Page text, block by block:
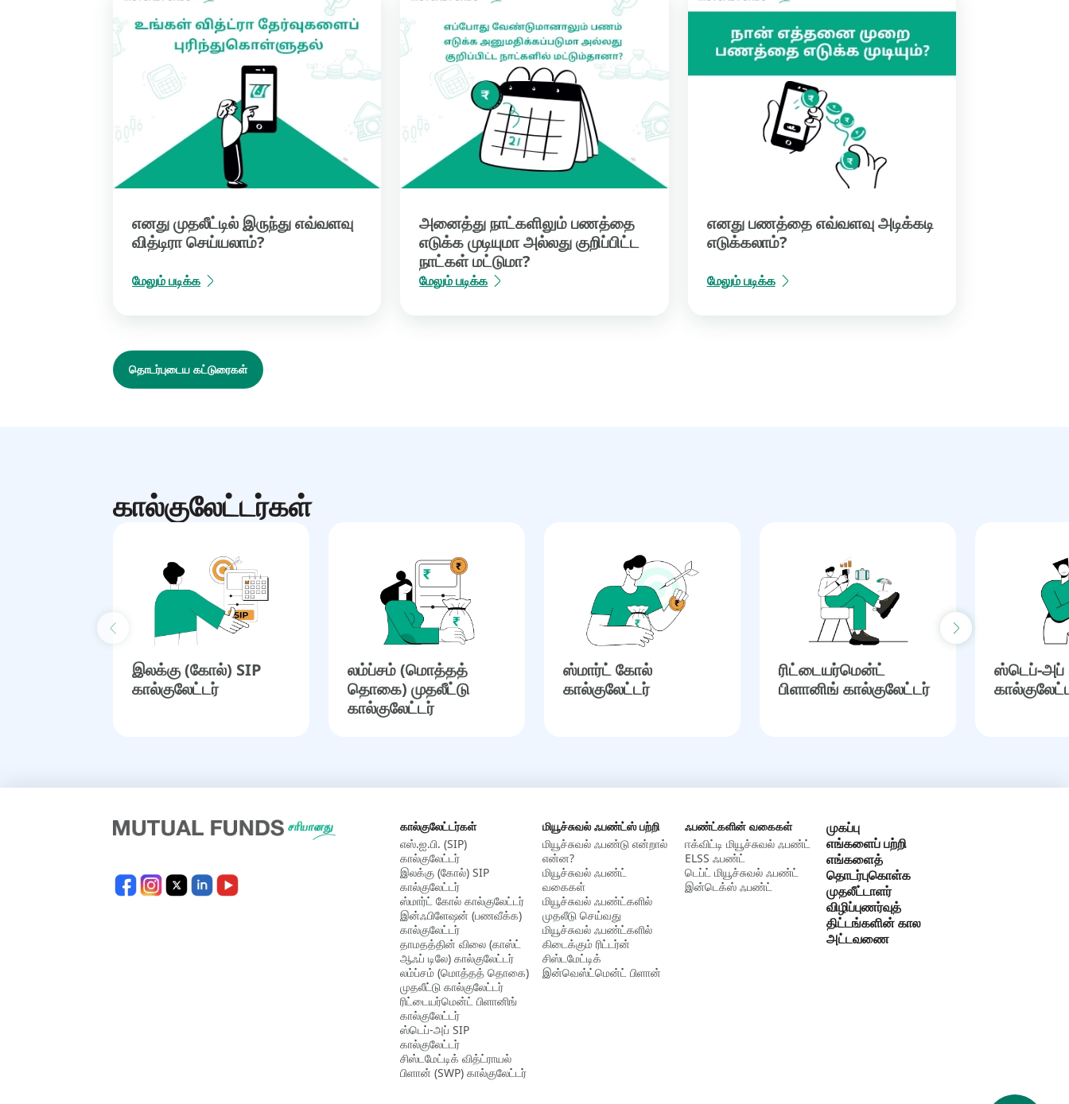
எனது முதலீட்டில் இருந்து எவ்வளவு
வித்டிரா செய்யலாம்?
மேலும் படிக்க
அனைத்து நாட்களிலும் பணத்தை
எடுக்க முடியுமா அல்லது குறிப்பிட்ட
நாட்கள் மட்டுமா?
மேலும் படிக்க
எனது பணத்தை எவ்வளவு அடிக்கடி
எடுக்கலாம்?
மேலும் படிக்க
தொடர்புடைய கட்டுரைகள்
கால்குலேட்டர்கள்
இலக்கு (கோல்) SIP
கால்குலேட்டர்
லம்ப்சம் (மொத்தத்
தொகை) முதலீட்டு
கால்குலேட்டர்
ஸ்மார்ட் கோல்
கால்குலேட்டர்
ரிட்டையர்மென்ட்
பிளானிங் கால்குலேட்டர்
ஸ்டெப்-அப்
Previous slide Next slide
கால்குலேட்டர்கள்
எஸ்.ஐ.பி. (SIP)
கால்குலேட்டர்
இலக்கு (கோல்) SIP
கால்குலேட்டர்
ஸ்மார்ட் கோல் கால்குலேட்டர்
இன்ஃபிளேஷன் (பணவீக்க)
கால்குலேட்டர்
தாமதத்தின் விலை (காஸ்ட்
ஆஃப் டிலே) கால்குலேட்டர்
லம்ப்சம் (மொத்தத் தொகை)
முதலீட்டு கால்குலேட்டர்
ரிட்டையர்மென்ட் பிளானிங்
கால்குலேட்டர்
ஸ்டெப்-அப் SIP
கால்குலேட்டர்
சிஸ்டமேட்டிக் வித்ட்ராயல்
பிளான் (SWP) கால்குலேட்டர்
மியூச்சுவல் ஃபண்ட்ஸ் பற்றி
மியூச்சுவல் ஃபண்டு என்றால்
என்ன?
மியூச்சுவல் ஃபண்ட்
வகைகள்
மியூச்சுவல் ஃபண்ட்களில்
முதலீடு செய்வது
மியூச்சுவல் ஃபண்ட்களில்
கிடைக்கும் ரிட்டர்ன்
சிஸ்டமேட்டிக்
இன்வெஸ்ட்மென்ட் பிளான்
ஃபண்ட்களின் வகைகள்
ஈக்விட்டி மியூச்சுவல் ஃபண்ட்
ELSS ஃபண்ட்
டெப்ட் மியூச்சுவல் ஃபண்ட்
இன்டெக்ஸ் ஃபண்ட்
முகப்பு
எங்களைப் பற்றி
எங்களைத்
தொடர்புகொள்க
முதலீட்டாளர்
விழிப்புணர்வுத்
திட்டங்களின் கால
அட்டவணை